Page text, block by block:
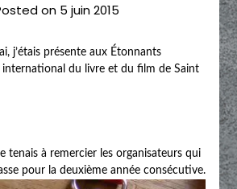
on 5 juin 2015
j’étais présente aux Étonnants
international du livre et du film de Saint
tenais à remercier les organisateurs qui
pour la deuxième année consécutive.